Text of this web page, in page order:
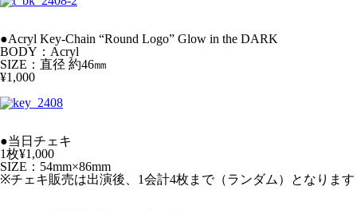
●Acryl Key-Chain “Round Logo” Glow in the DARK
BODY：Acryl
SIZE：直径 約46㎜
¥1,000
●当日チェキ
1枚¥1,000
SIZE：54mm×86mm
※チェキ販売は出演後、1会計4枚まで（ランダム）となります